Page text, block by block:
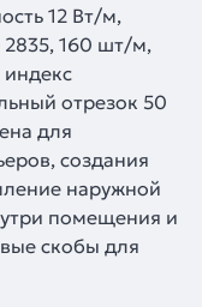
12 Вт/м,
160 шт/м,
индекс
отрезок 50
для
создания
наружной
помещения и
скобы для